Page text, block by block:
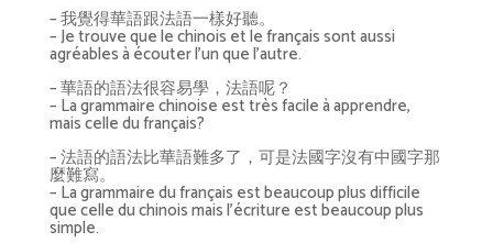
– 我覺得華語跟法語一樣好聽。
– Je trouve que le chinois et le français sont aussi
agréables à écouter l’un que l’autre.
– 華語的語法很容易學，法語呢？
– La grammaire chinoise est très facile à apprendre,
mais celle du français?
– 法語的語法比華語難多了，可是法國字沒有中國字那
麼難寫。
– La grammaire du français est beaucoup plus difficile
que celle du chinois mais l’écriture est beaucoup plus
simple.